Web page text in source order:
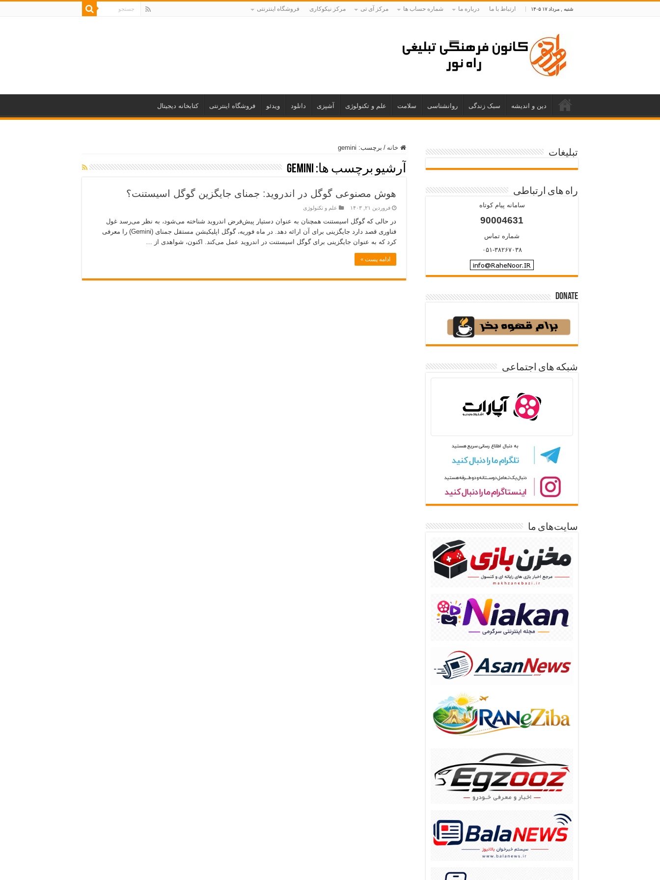
شنبه , مرداد ۱۷ ۱۴۰۵ ارتباط با ما درباره ما شماره حساب ها مرکز آی تی مرکز نیکوکاری فروشگاه اینترنتی
دین و اندیشه سبک زندگی روانشناسی سلامت علم و تکنولوژی آشپزی دانلود ویدئو فروشگاه اینترنتی کتابخانه دیجیتال
خانه / برچسب: gemini
آرشیو برچسب ها: gemini
هوش مصنوعی گوگل در اندروید: جمنای جایگزین گوگل اسیستنت؟
فروردین ۲۱, ۱۴۰۳ علم و تکنولوژی
در حالی که گوگل اسیستنت همچنان به عنوان دستیار پیش‌فرض اندروید شناخته می‌شود، به نظر می‌رسد غول
فناوری قصد دارد جایگزینی برای آن ارائه دهد. در ماه فوریه، گوگل اپلیکیشن مستقل جمنای (Gemini) را معرفی
کرد که به عنوان جایگزینی برای گوگل اسیستنت در اندروید عمل می‌کند. اکنون، شواهدی از …
ادامه پست »
تبلیغات
راه های ارتباطی
سامانه پیام کوتاه
90004631
شماره تماس
۰۵۱-۳۸۲۶۷۰۳۸
Donate
شبکه های اجتماعی
سایت‌های ما